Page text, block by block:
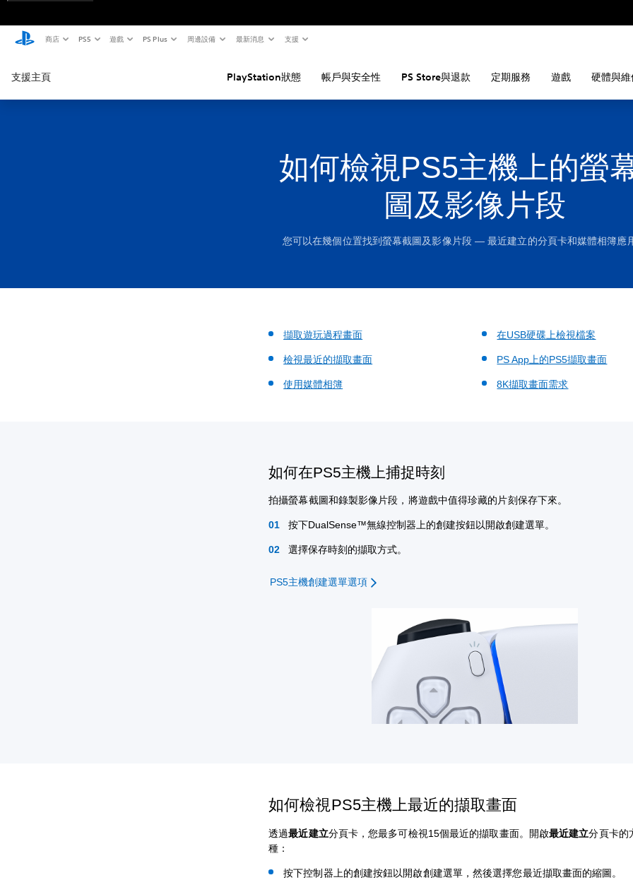
商店 PS5 遊戲 PS Plus 周邊設備 最新消息 支援
支援主頁 PlayStation狀態 帳戶與安全性 PS Store與退款 定期服務 遊戲 硬體與維
如何檢視PS5主機上的螢
圖及影像片段
您可以在幾個位置找到螢幕截圖及影像片段 — 最近建立的分頁卡和媒體相簿應
擷取遊玩過程畫面
檢視最近的擷取畫面
使用媒體相簿
在USB硬碟上檢視檔案
PS App上的PS5擷取畫面
8K擷取畫面需求
如何在PS5主機上捕捉時刻
拍攝螢幕截圖和錄製影像片段，將遊戲中值得珍藏的片刻保存下來。
按下DualSense™無線控制器上的創建按鈕以開啟創建選單。
選擇保存時刻的擷取方式。
PS5主機創建選單選項
如何檢視PS5主機上最近的擷取畫面
透過最近建立分頁卡，您最多可檢視15個最近的擷取畫面。開啟最近建立分頁卡的
種：
按下控制器上的創建按鈕以開啟創建選單，然後選擇您最近擷取畫面的縮圖。